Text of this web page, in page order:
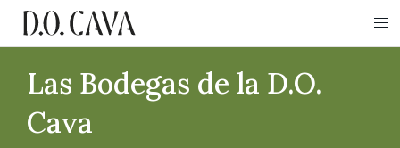
Las Bodegas de la D.O.
Cava